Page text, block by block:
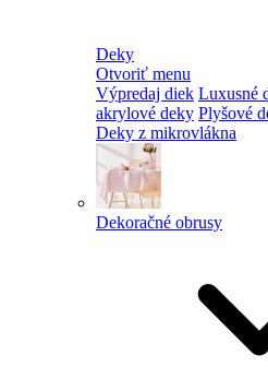
Deky
Otvoriť menu
Výpredaj diek Luxusné
akrylové deky Plyšové
Deky z mikrovlákna
Dekoračné obrusy